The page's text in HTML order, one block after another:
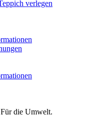
verlegen
die Umwelt.